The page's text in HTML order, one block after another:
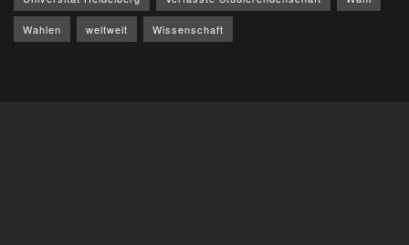
Wahlen weltweit Wissenschaft